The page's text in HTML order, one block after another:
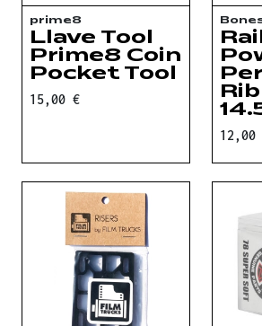
prime8
Llave Tool
Prime8 Coin
Pocket Tool
15,00 €
12,00